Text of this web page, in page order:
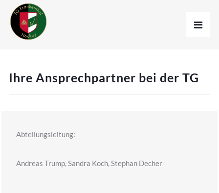
Ihre Ansprechpartner bei der TG
Abteilungsleitung:
Andreas Trump, Sandra Koch, Stephan Decher